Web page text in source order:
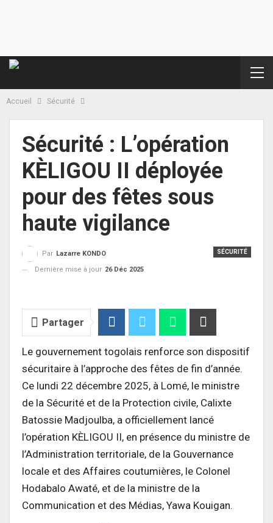
Accueil Sécurité
Sécurité : L’opération
KÈLIGOU II déployée
pour des fêtes sous
haute vigilance
SÉCURITÉ
Par Lazarre KONDO
Dernière mise à jour 26 Déc 2025
Partager
Le gouvernement togolais renforce son dispositif
sécuritaire à l’approche des fêtes de fin d’année.
Ce lundi 22 décembre 2025, à Lomé, le ministre
de la Sécurité et de la Protection civile, Calixte
Batossie Madjoulba, a officiellement lancé
l’opération KÈLIGOU II, en présence du ministre de
l’Administration territoriale, de la Gouvernance
locale et des Affaires coutumières, le Colonel
Hodabalo Awaté, et de la ministre de la
Communication et des Médias, Yawa Kouigan.